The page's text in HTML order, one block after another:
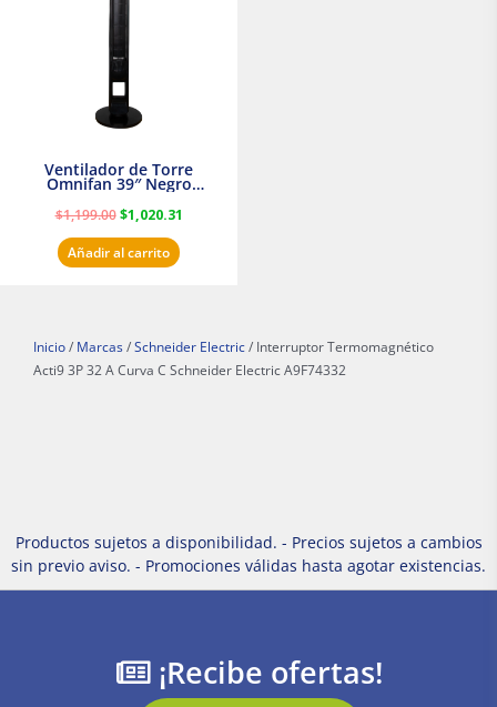
Ventilador de Torre
Omnifan 39″ Negro
$1,199.00 $1,020.31
Añadir al carrito
Inicio / Marcas / Schneider Electric / Interruptor Termomagnético
Acti9 3P 32 A Curva C Schneider Electric A9F74332
Productos sujetos a disponibilidad. - Precios sujetos a cambios
sin previo aviso. - Promociones válidas hasta agotar existencias.
¡Recibe ofertas!